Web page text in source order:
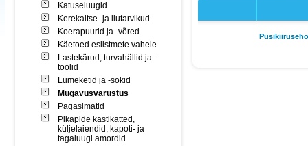
Katuseluugid
Kerekaitse- ja ilutarvikud
Koerapuurid ja -võred
Käetoed esiistmete vahele
Lastekärud, turvahällid ja -
toolid
Lumeketid ja -sokid
Mugavusvarustus
Pagasimatid
Pikapide kastikatted,
küljelaiendid, kapoti- ja
tagaluugi amordid